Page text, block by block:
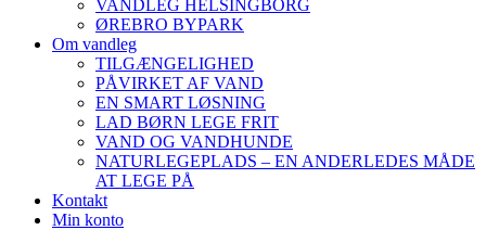
VANDLEG HELSINGBORG
ØREBRO BYPARK
Om vandleg
TILGÆNGELIGHED
PÅVIRKET AF VAND
EN SMART LØSNING
LAD BØRN LEGE FRIT
VAND OG VANDHUNDE
NATURLEGEPLADS – EN ANDERLEDES MÅDE
AT LEGE PÅ
Kontakt
Min konto